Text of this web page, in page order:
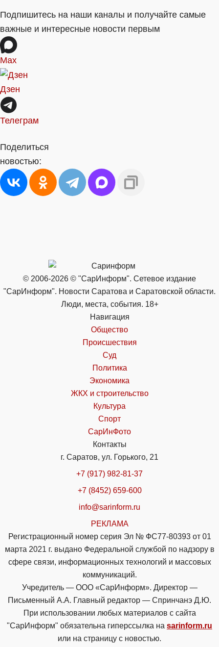
Подпишитесь на наши каналы и получайте самые
важные и интересные новости первым
Max
Дзен
Телеграм
Поделиться
новостью:
© 2006-2026 © "СарИнформ". Сетевое издание
"СарИнформ". Новости Саратова и Саратовской области.
Люди, места, события. 18+
Навигация
Общество
Происшествия
Суд
Политика
Экономика
ЖКХ и строительство
Культура
Спорт
СарИнФото
Контакты
г. Саратов, ул. Горького, 21
+7 (917) 982-81-37
+7 (8452) 659-600
info@sarinform.ru
РЕКЛАМА
Регистрационный номер серия Эл № ФС77-80393 от 01
марта 2021 г. выдано Федеральной службой по надзору в
сфере связи, информационных технологий и массовых
коммуникаций.
Учредитель — ООО «СарИнформ». Директор —
Письменный А.А. Главный редактор — Спринчанэ Д.Ю.
При использовании любых материалов с сайта
"СарИнформ" обязательна гиперссылка на sarinform.ru
или на страницу с новостью.